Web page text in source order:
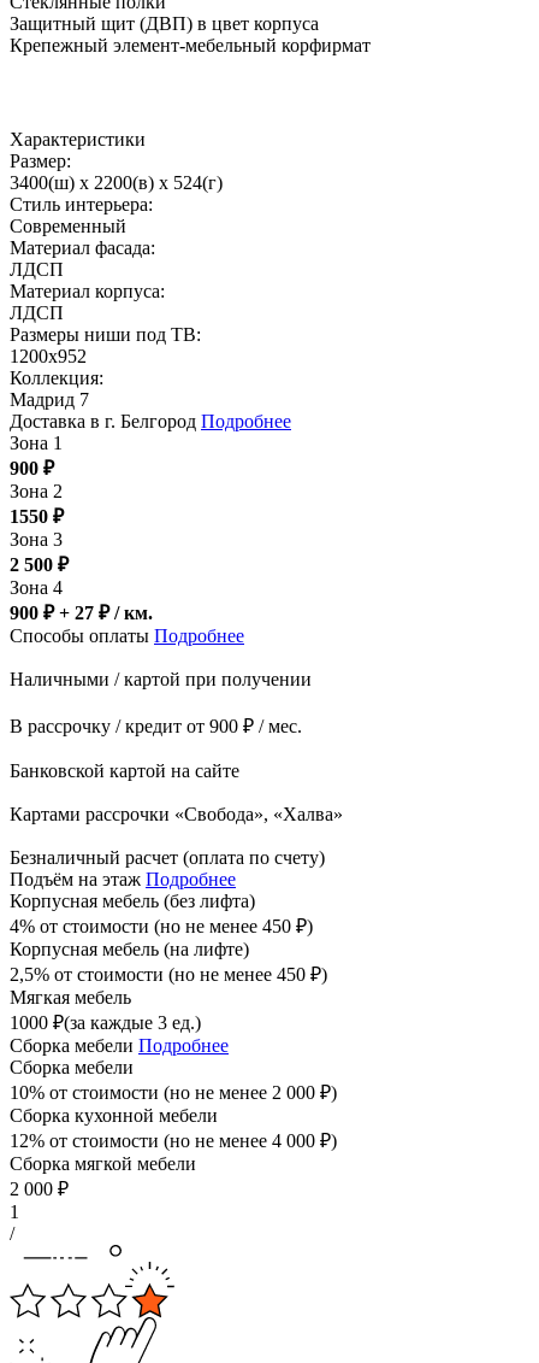
Защитный щит (ДВП) в цвет корпуса
Крепежный элемент-мебельный корфирмат
Характеристики
Размер:
3400(ш) x 2200(в) x 524(г)
Стиль интерьера:
Современный
Материал фасада:
ЛДСП
Материал корпуса:
ЛДСП
Размеры ниши под ТВ:
1200х952
Коллекция:
Мадрид 7
Доставка в г. Белгород Подробнее
Зона 1
900 ₽
Зона 2
1550 ₽
Зона 3
2 500 ₽
Зона 4
900 ₽ + 27 ₽/ км.
Способы оплаты Подробнее
Наличными / картой при получении
В рассрочку / кредит от 900 ₽ / мес.
Банковской картой на сайте
Картами рассрочки «Свобода», «Халва»
Безналичный расчет (оплата по счету)
Подъём на этаж Подробнее
Корпусная мебель (без лифта)
4% от стоимости (но не менее 450 ₽)
Корпусная мебель (на лифте)
2,5% от стоимости (но не менее 450 ₽)
Мягкая мебель
1000 ₽(за каждые 3 ед.)
Сборка мебели Подробнее
Сборка мебели
10% от стоимости (но не менее 2 000 ₽)
Сборка кухонной мебели
12% от стоимости (но не менее 4 000 ₽)
Сборка мягкой мебели
2 000 ₽
1
/